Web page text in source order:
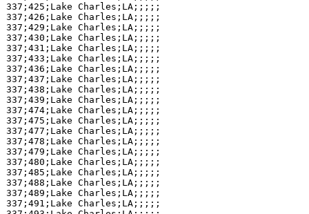
337;425;Lake Charles;LA;;;;;
337;426;Lake Charles;LA;;;;;
337;429;Lake Charles;LA;;;;;
337;430;Lake Charles;LA;;;;;
337;431;Lake Charles;LA;;;;;
337;433;Lake Charles;LA;;;;;
337;436;Lake Charles;LA;;;;;
337;437;Lake Charles;LA;;;;;
337;438;Lake Charles;LA;;;;;
337;439;Lake Charles;LA;;;;;
337;474;Lake Charles;LA;;;;;
337;475;Lake Charles;LA;;;;;
337;477;Lake Charles;LA;;;;;
337;478;Lake Charles;LA;;;;;
337;479;Lake Charles;LA;;;;;
337;480;Lake Charles;LA;;;;;
337;485;Lake Charles;LA;;;;;
337;488;Lake Charles;LA;;;;;
337;489;Lake Charles;LA;;;;;
337;491;Lake Charles;LA;;;;;